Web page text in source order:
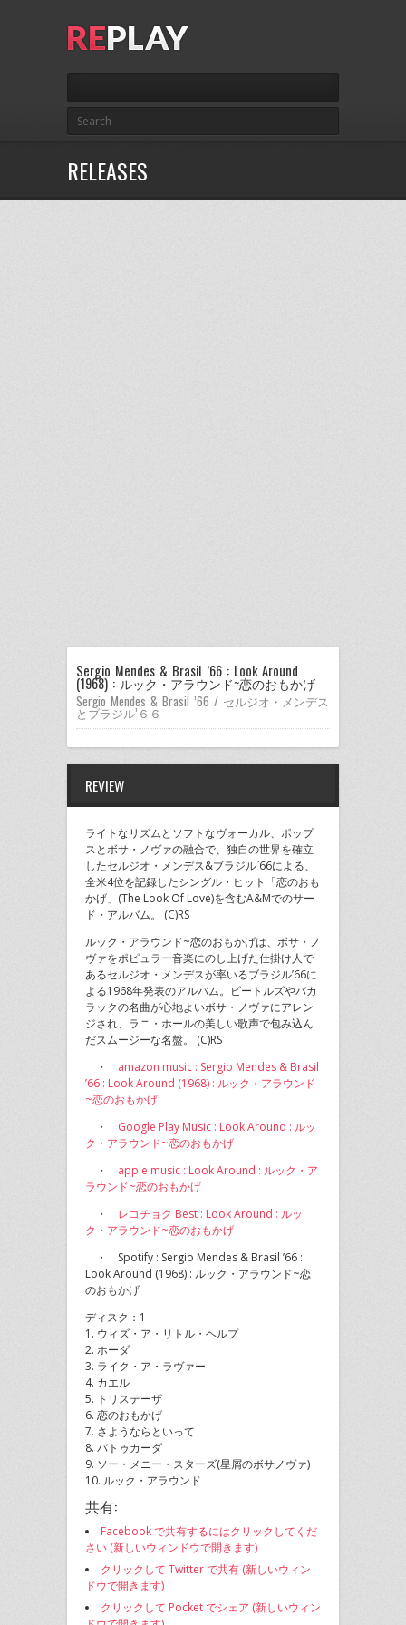
RELEASES
Sergio Mendes & Brasil ’66 : Look Around
(1968) : ルック・アラウンド~恋のおもかげ
Sergio Mendes & Brasil ’66 / セルジオ・メンデス
とブラジル’６６
REVIEW
ライトなリズムとソフトなヴォーカル、ポップ
スとボサ・ノヴァの融合で、独自の世界を確立
したセルジオ・メンデス&ブラジル`66による、
全米4位を記録したシングル・ヒット「恋のおも
かげ」(The Look Of Love)を含むA&Mでのサー
ド・アルバム。 (C)RS
ルック・アラウンド~恋のおもかげは、ボサ・ノ
ヴァをポピュラー音楽にのし上げた仕掛け人で
あるセルジオ・メンデスが率いるブラジル’66に
よる1968年発表のアルバム。ビートルズやバカ
ラックの名曲が心地よいボサ・ノヴァにアレン
ジされ、ラニ・ホールの美しい歌声で包み込ん
だスムージーな名盤。 (C)RS
・ amazon music : Sergio Mendes & Brasil
’66 : Look Around (1968) : ルック・アラウンド
~恋のおもかげ
・ Google Play Music : Look Around : ルッ
ク・アラウンド~恋のおもかげ
・ apple music : Look Around : ルック・ア
ラウンド~恋のおもかげ
・ レコチョク Best : Look Around : ルッ
ク・アラウンド~恋のおもかげ
・ Spotify : Sergio Mendes & Brasil ’66 :
Look Around (1968) : ルック・アラウンド~恋
のおもかげ
ディスク：1
1. ウィズ・ア・リトル・ヘルプ
2. ホーダ
3. ライク・ア・ラヴァー
4. カエル
5. トリステーザ
6. 恋のおもかげ
7. さようならといって
8. バトゥカーダ
9. ソー・メニー・スターズ(星屑のボサノヴァ)
10. ルック・アラウンド
共有:
Facebook で共有するにはクリックしてくだ
さい (新しいウィンドウで開きます)
クリックして Twitter で共有 (新しいウィン
ドウで開きます)
クリックして Pocket でシェア (新しいウィン